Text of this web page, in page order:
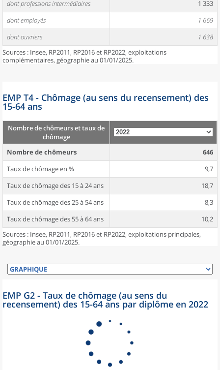
dont professions intermédiaires
1 333
dont employés
1 669
dont ouvriers
1 638
Sources : Insee, RP2011, RP2016 et RP2022, exploitations
complémentaires, géographie au 01/01/2025.
EMP T4 - Chômage (au sens du recensement) des
15-64 ans
Nombre de chômeurs et taux de
chômage
Nombre de chômeurs
646
Taux de chômage en %
9,7
Taux de chômage des 15 à 24 ans
18,7
Taux de chômage des 25 à 54 ans
8,3
Taux de chômage des 55 à 64 ans
10,2
Sources : Insee, RP2011, RP2016 et RP2022, exploitations principales,
géographie au 01/01/2025.
EMP G2 - Taux de chômage (au sens du
recensement) des 15-64 ans par diplôme en 2022